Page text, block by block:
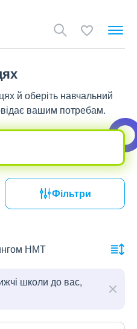
й оберіть навчальний
вашим потребам.
Фільтри
НМТ
школи до вас,